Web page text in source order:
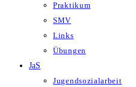
Praktikum
SMV
Links
Übungen
JaS
Jugendsozialarbeit